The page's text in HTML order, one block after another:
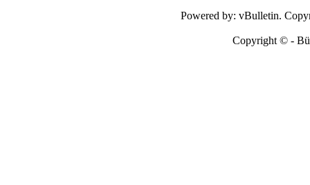
Powered by: vBulletin.
Copyright © -